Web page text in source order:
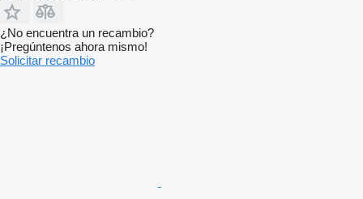
¿No encuentra un recambio?
¡Pregúntenos ahora mismo!
Solicitar recambio